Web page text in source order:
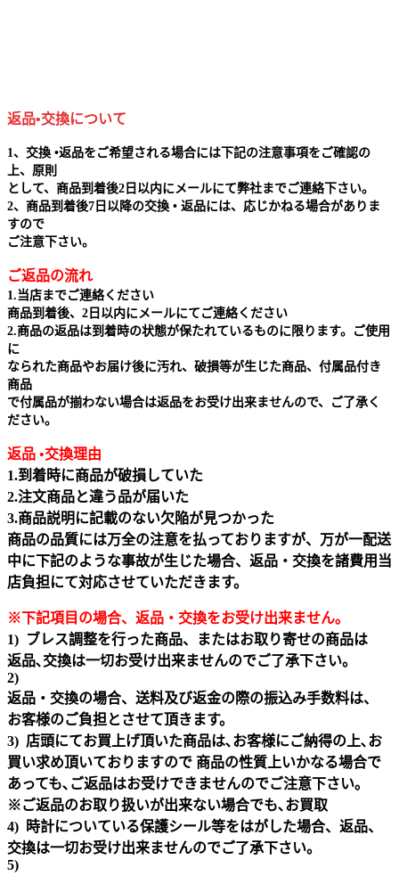
返品•交換について
1、交換 •返品をご希望される場合には下記の注意事項をご確認の
上、原則
として、商品到着後2日以内にメールにて弊社までご連絡下さい。
2、商品到着後7日以降の交換 • 返品には、応じかねる場合がありま
すので
ご注意下さい。
ご返品の流れ
1.当店までご連絡ください
商品到着後、2日以内にメールにてご連絡ください
2.商品の返品は到着時の状態が保たれているものに限ります。ご使用
に
なられた商品やお届け後に汚れ、破損等が生じた商品、付属品付き
商品
で付属品が揃わない場合は返品をお受け出来ませんので、ご了承く
ださい。
返品 •交換理由
1.到着時に商品が破損していた
2.注文商品と違う品が届いた
3.商品説明に記載のない欠陥が見つかった
商品の品質には万全の注意を払っておりますが、万が一配送
中に下記のような事故が生じた場合、返品・交換を諸費用当
店負担にて対応させていただきます。
※下記項目の場合、返品・交換をお受け出来ません｡
1) ブレス調整を行った商品、またはお取り寄せの商品は
返品､交換は一切お受け出来ませんのでご了承下さい。
2)
返品・交換の場合、送料及び返金の際の振込み手数料は、
お客様のご負担とさせて頂きます。
3) 店頭にてお買上げ頂いた商品は､お客様にご納得の上､お
買い求め頂いておりますので 商品の性質上いかなる場合で
あっても､ご返品はお受けできませんのでご注意下さい｡
※ご返品のお取り扱いが出来ない場合でも､お買取
4) 時計についている保護シール等をはがした場合、返品、
交換は一切お受け出来ませんのでご了承下さい。
5)